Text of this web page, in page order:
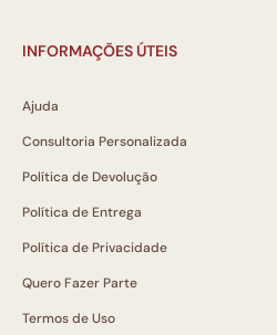
INFORMAÇÕES ÚTEIS
Ajuda
Consultoria Personalizada
Política de Devolução
Política de Entrega
Política de Privacidade
Quero Fazer Parte
Termos de Uso